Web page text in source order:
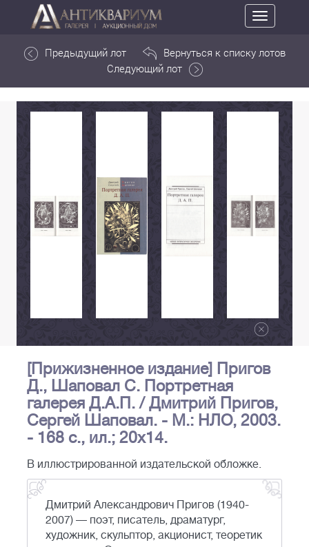
Toggle
navigation
Предыдущий лот
Вернуться к списку лотов
Следующий лот
[Прижизненное издание] Пригов
Д., Шаповал С. Портретная
галерея Д.А.П. / Дмитрий Пригов,
Сергей Шаповал. - М.: НЛО, 2003.
- 168 с., ил.; 20х14.
В иллюстрированной издательской обложке.
Дмитрий Александрович Пригов (1940-
2007) — поэт, писатель, драматург,
художник, скульптор, акционист, теоретик